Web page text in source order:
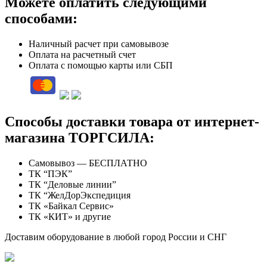
способами:
Наличный расчет при самовывозе
Оплата на расчетный счет
Оплата с помощью карты или СБП
Способы доставки товара от интернет-
магазина ТОРГСИЛА:
Самовывоз — БЕСПЛАТНО
ТК “ПЭК”
ТК “Деловые линии”
ТК “ЖелДорЭкспедиция
ТК «Байкал Сервис»
ТК «КИТ» и другие
Доставим оборудование в любой город России и СНГ